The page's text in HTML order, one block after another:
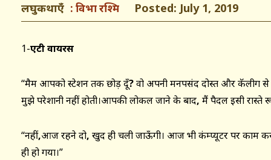
लघुकथाएँ विभा रश्मि Posted: July 1, 2019
1-एंटी वायरस
“मैम आपको स्टेशन तक छोड़ दूँ?वो अपनी मनपसंद दोस्त और कॅलीग से
मुझे परेशानी नहीं होती।आपकी लोकल जाने के बाद, मैं पैदल इसी रास्ते
“नहीं,आज रहने दो, खुद ही चली जाऊँगी। आज भी कंम्प्यूटर पर काम
ही हो गया।”